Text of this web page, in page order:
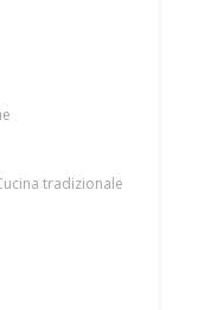
tradizionale